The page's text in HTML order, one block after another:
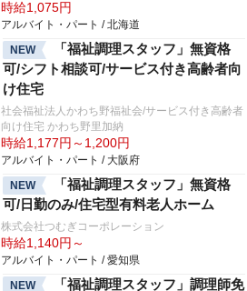
時給1,075円
アルバイト・パート / 北海道
NEW
「福祉調理スタッフ」無資格
可/シフト相談可/サービス付き高齢者向
け住宅
社会福祉法人かわち野福祉会/サービス付き高齢者
向け住宅 かわち野里加納
時給1,177円～1,200円
アルバイト・パート / 大阪府
NEW
「福祉調理スタッフ」無資格
可/日勤のみ/住宅型有料老人ホーム
株式会社つむぎコーポレーション
時給1,140円～
アルバイト・パート / 愛知県
NEW
「福祉調理スタッフ」調理師免